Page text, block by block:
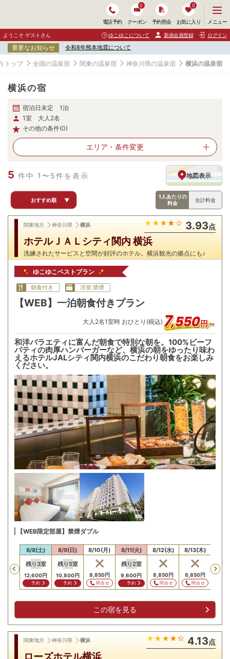
電話予約 クーポン
0
予約照会 お気に入り
0
ニ
ュ
ー
開
く
メニュー
ようこそ ゲストさん ゆこゆこについて 新規会員登録 ログイン
重要なお知らせ 令和8年熊本地震について
トップ 全国の温泉宿 関東の温泉宿 神奈川県の温泉宿 横浜の温泉宿
横浜の宿
宿泊日未定 1泊
1室 大人2名
その他の条件(0)
エリア・ 条件変更
5 件中 1〜5件を表示 地図表示
おすすめ順 ▼
1人あたりの
料金
合計料金
関東地方 神奈川県 横浜 3.93点
ホテルＪＡＬシティ関内 横浜
洗練されたサービスと空間が好評のホテル。横浜観光の拠点にも♪
ゆこゆこベストプラン
朝食付き 洋室:禁煙
【WEB】一泊朝食付きプラン
大人 2名1室時 おひとり(税込)7,550円～
和洋バラエティに富んだ朝食で特別な朝を。100%ビーフ
パティの肉厚ハンバーガーなど、横浜の朝をゆったり味わ
えるホテルJALシティ関内横浜のこだわり朝食をお楽しみ
ください。
【WEB限定部屋】禁煙ダブル
Previous
8/8(土)
残り3室
12,600円
予約
8/9(日)
残り 5室
10,800円
予約
8/10(月)
8,850円
問合せ
8/11(火)
残り2室
9,600円
予約
8/12(水)
8,850円
問合せ
8/13(木)
8,850円
問合せ
残り
この宿を見る
関東地方 神奈川県 横浜 4.13点
ローズホテル横浜